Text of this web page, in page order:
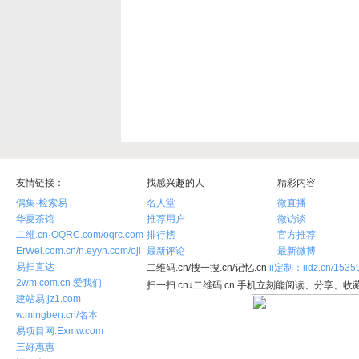
友情链接：
偶集·检索易
华夏茶馆
二维.cn·OQRC.com/oqrc.com
ErWei.com.cn/n.eyyh.com/oji
易扫直达
2wm.com.cn 爱我们
建站易:jz1.com
w.mingben.cn/名本
易项目网:Exmw.com
三好惠惠
找感兴趣的人
名人堂
推荐用户
排行榜
最新评论
精彩内容
微直播
微访谈
官方推荐
最新微博
二维码.cn/搜一搜.cn/记忆.cn ii定制：iidz.cn/
扫一扫.cn↓二维码.cn 手机立刻能阅读、分享、收